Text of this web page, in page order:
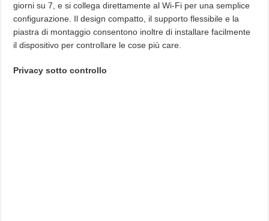
giorni su 7, e si collega direttamente al Wi-Fi per una semplice
configurazione. Il design compatto, il supporto flessibile e la
piastra di montaggio consentono inoltre di installare facilmente
il dispositivo per controllare le cose più care.
Privacy sotto controllo